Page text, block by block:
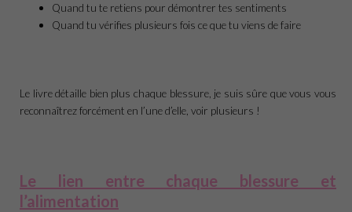
Quand tu te retiens pour démontrer tes sentiments
Quand tu vérifies plusieurs fois ce que tu viens de faire
Le livre détaille bien plus chaque blessure, je suis sûre que vous vous
reconnaîtrez forcément en l’une d’elle, voir plusieurs !
Le lien entre chaque blessure et
l’alimentation